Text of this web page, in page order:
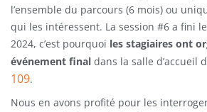
l’ensemble du parcours (6 mois) ou
qui les intéressent. La session #6 a fini
2024, c’est pourquoi les stagiaires ont
événement final dans la salle d’accueil
109.
Nous en avons profité pour les